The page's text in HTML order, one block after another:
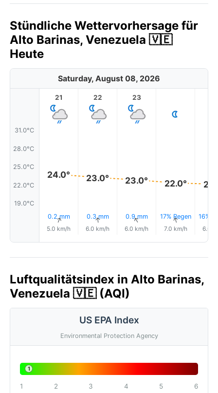
Stündliche Wettervorhersage für
Alto Barinas, Venezuela 🇻🇪
Heute
Saturday, August 08, 2026
31.0°C
28.0°C
25.0°C
22.0°C
19.0°C
21
24.0°
0.2 mm
↑
5.0 km/h
22
23.0°
0.3 mm
↑
6.0 km/h
23
23.0°
0.9 mm
↑
6.0 km/h
22.0°
17% Regen
↑
7.0 km/h
16%
6.0
Luftqualitätsindex in Alto Barinas,
Venezuela 🇻🇪 (AQI)
US EPA Index
Environmental Protection Agency
1
1 2 3 4 5 6